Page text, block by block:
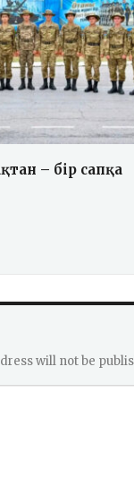
– бір сапқа
will not be